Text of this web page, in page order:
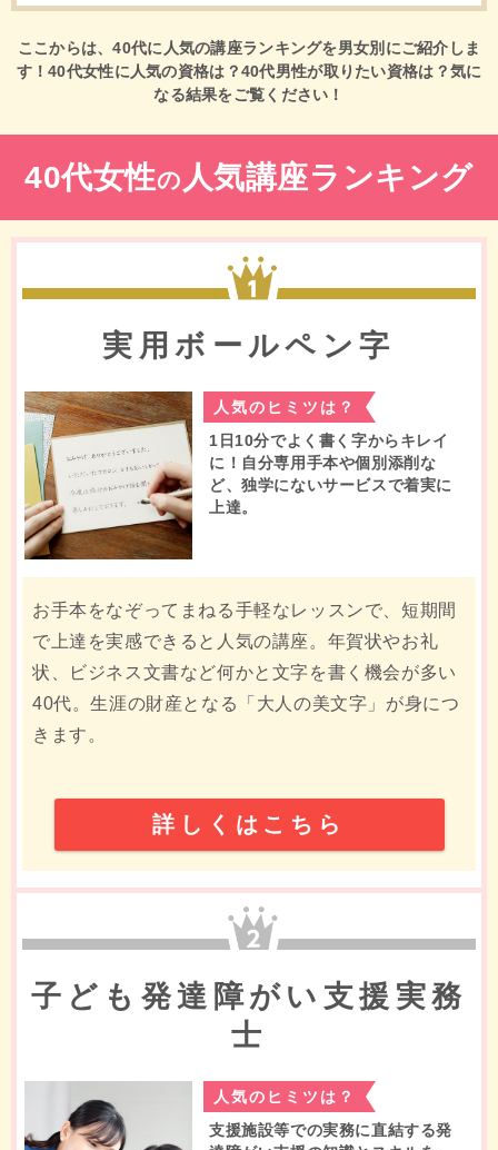
ここからは、40代に人気の講座ランキングを男女別にご紹介しま
す！40代女性に人気の資格は？40代男性が取りたい資格は？気に
なる結果をご覧ください！
40代女性の 人気講座ランキング
実用ボールペン字
人気のヒミツは？
1日10分でよく書く字からキレイ
に！自分専用手本や個別添削な
ど、独学にないサービスで着実に
上達。
お手本をなぞってまねる手軽なレッスンで、短期間
で上達を実感できると人気の講座。年賀状やお礼
状、ビジネス文書など何かと文字を書く機会が多い
40代。生涯の財産となる「大人の美文字」が身につ
きます。
詳しくはこちら
子ども発達障がい支援実務
士
人気のヒミツは？
支援施設等での実務に直結する発